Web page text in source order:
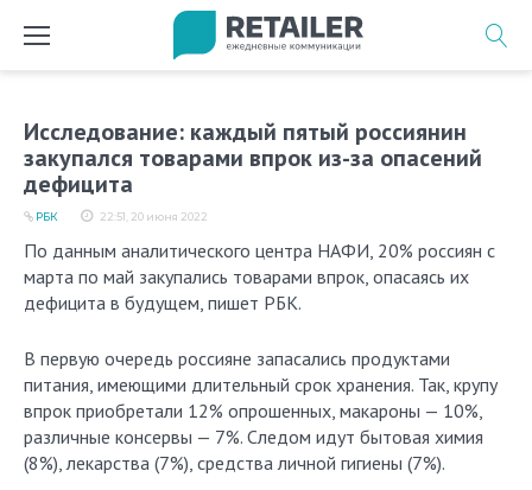
Исследование: каждый пятый россиянин
закупался товарами впрок из-за опасений
дефицита
22:51, 20 июня 2022
РБК
По данным аналитического центра НАФИ, 20% россиян с
марта по май закупались товарами впрок, опасаясь их
дефицита в будущем, пишет РБК.
В первую очередь россияне запасались продуктами
питания, имеющими длительный срок хранения. Так, крупу
впрок приобретали 12% опрошенных, макароны — 10%,
различные консервы — 7%. Следом идут бытовая химия
(8%), лекарства (7%), средства личной гигиены (7%).